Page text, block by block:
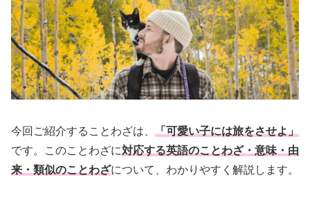
今回ご紹介することわざは、
「可愛い子には旅をさせよ」
です。このことわざに対応する英語のことわざ・意味・由
来・類似のことわざについて、わかりやすく解説します。